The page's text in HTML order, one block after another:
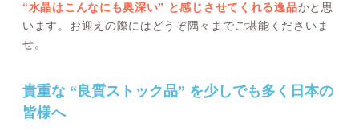
“水晶はこんなにも奥深い” と感じさせてくれる逸品かと思
います。お迎えの際にはどうぞ隅々までご堪能くださいま
せ。
貴重な “良質ストック品” を少しでも多く日本の
皆様へ